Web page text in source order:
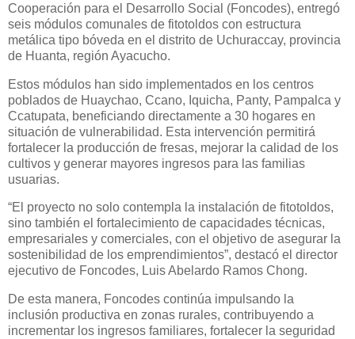
Cooperación para el Desarrollo Social (Foncodes), entregó
seis módulos comunales de fitotoldos con estructura
metálica tipo bóveda en el distrito de Uchuraccay, provincia
de Huanta, región Ayacucho.
Estos módulos han sido implementados en los centros
poblados de Huaychao, Ccano, Iquicha, Panty, Pampalca y
Ccatupata, beneficiando directamente a 30 hogares en
situación de vulnerabilidad. Esta intervención permitirá
fortalecer la producción de fresas, mejorar la calidad de los
cultivos y generar mayores ingresos para las familias
usuarias.
“El proyecto no solo contempla la instalación de fitotoldos,
sino también el fortalecimiento de capacidades técnicas,
empresariales y comerciales, con el objetivo de asegurar la
sostenibilidad de los emprendimientos”, destacó el director
ejecutivo de Foncodes, Luis Abelardo Ramos Chong.
De esta manera, Foncodes continúa impulsando la
inclusión productiva en zonas rurales, contribuyendo a
incrementar los ingresos familiares, fortalecer la seguridad